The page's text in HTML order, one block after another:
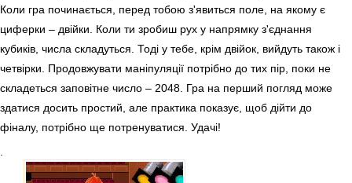
Коли гра починається, перед тобою з'явиться поле, на якому є
циферки – двійки. Коли ти зробиш рух у напрямку з'єднання
кубиків, числа складуться. Тоді у тебе, крім двійок, вийдуть також і
четвірки. Продовжувати маніпуляції потрібно до тих пір, поки не
складеться заповітне число – 2048. Гра на перший погляд може
здатися досить простий, але практика показує, щоб дійти до
фіналу, потрібно ще потренуватися. Удачі!